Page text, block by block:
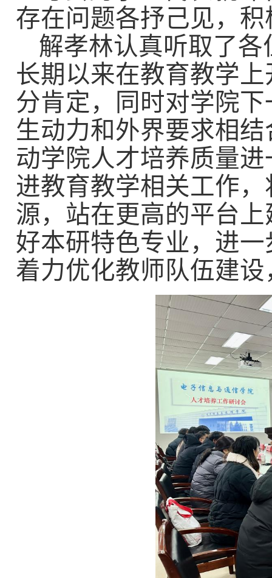
存在问题各抒己见，
解孝林认真听取了
长期以来在教育教学
分肯定，同时对学院
生动力和外界要求相
动学院人才培养质量
进教育教学相关工作
源，站在更高的平台
好本研特色专业，进
着力优化教师队伍建